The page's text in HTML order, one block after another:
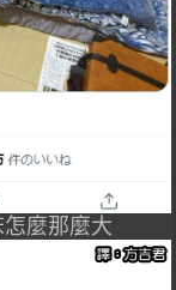
麼那麼大